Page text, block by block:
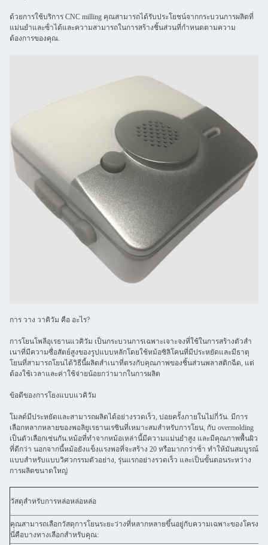
ด้วยการใช้บริการ CNC milling คุณสามารถได้รับประโยชน์จากกระบวนการผลิตที่
แม่นยําและซ้ําได้และความสามารถในการสร้างชิ้นส่วนที่กําหนดตามความ
ต้องการของคุณ.
การ วาง วาคิวัม คือ อะไร?
การโยนโพลีอุเรธานแวคิวัม เป็นกระบวนการเฉพาะเจาะจงที่ใช้ในการสร้างตัวสํา
เนาที่มีความซื่อสัตย์สูงของรูปแบบหลักโดยใช้หม้อซิลิโคนที่มีประหยัดและมีธาตุ
โยนที่สามารถโยนได้วิธีนี้ผลิตสําเนาที่ตรงกับคุณภาพของชิ้นส่วนพลาสติกฉีด, แต่
ต้องใช้เวลาและค่าใช้จ่ายน้อยกว่ามากในการผลิต
ข้อดีของการโยงแบบแวคิวัม
โมลด์มีประหยัดและสามารถผลิตได้อย่างรวดเร็ว, บ่อยครั้งภายในไม่กี่วัน. มีการ
เลือกหลากหลายของพอลิยูเรธานเรซินที่เหมาะสมสําหรับการโยน, กับ overmolding
เป็นตัวเลือกเช่นกัน.หม้อที่ทําจากหม้อเหล่านี้มีความแม่นยําสูง และมีคุณภาพพื้นผิว
ที่ดีกว่า นอกจากนี้หม้อยังแข็งแรงพอที่จะสร้าง 20 หรือมากกว่าซ้ํา ทําให้มันสมบูรณ์
แบบสําหรับแบบวิศวกรรมตัวอย่าง, รุ่นแรกอย่างรวดเร็ว และเป็นขั้นตอนระหว่าง
การผลิตขนาดใหญ่
วัสดุสําหรับการหล่อหล่อหล่อ
คุณสามารถเลือกวัสดุการโยนระยะว่างที่หลากหลายขึ้นอยู่กับความเฉพาะของโครงก
นี่คือบางทางเลือกสําหรับคุณ: